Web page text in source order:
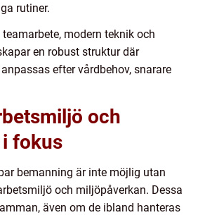
rutiner.
modern teknik och
en robust struktur där
efter vårdbehov, snarare
och
fokus
bemanning är inte möjlig utan
och miljöpåverkan. Dessa
även om de ibland hanteras